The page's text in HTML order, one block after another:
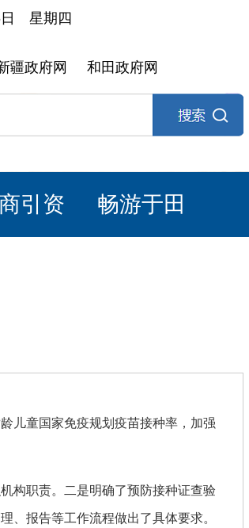
日 星期四
疆政府网 和田政府网
引资 畅游于田
儿童国家免疫规划疫苗接种率，加强
构职责。二是明确了预防接种证查验
、报告等工作流程做出了具体要求。